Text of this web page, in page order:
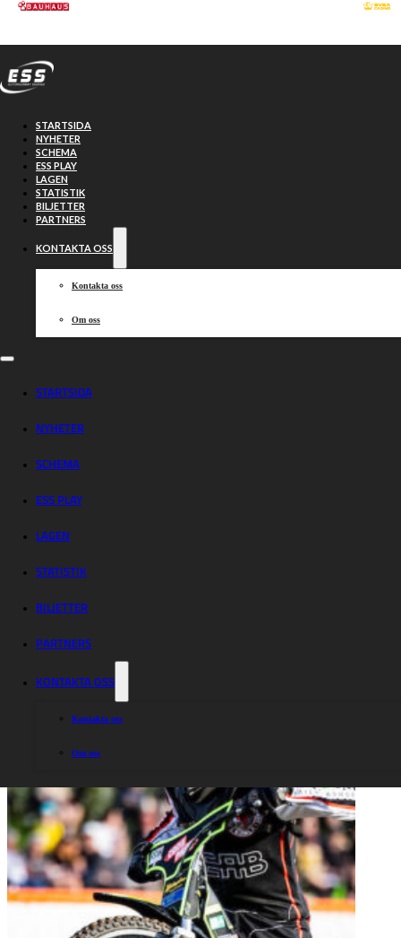
Hoppa till huvudinnehåll
STARTSIDA
NYHETER
SCHEMA
ESS PLAY
LAGEN
STATISTIK
BILJETTER
PARTNERS
KONTAKTA OSS
Kontakta oss
Om oss
STARTSIDA
NYHETER
SCHEMA
ESS PLAY
LAGEN
STATISTIK
BILJETTER
PARTNERS
KONTAKTA OSS
Kontakta oss
Om oss
Indianerna
förlängde
säsongen – vann
stort mot rivalen